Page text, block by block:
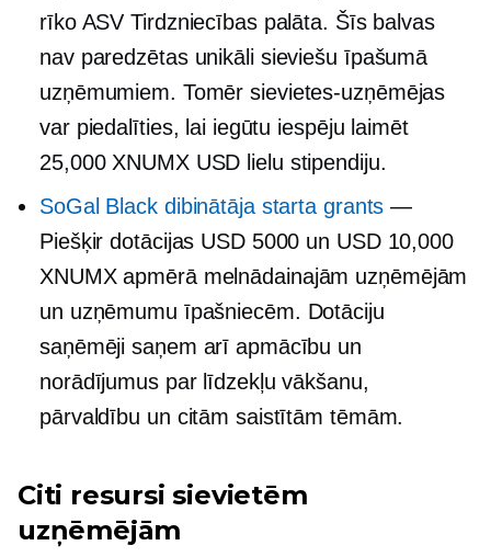
rīko ASV Tirdzniecības palāta. Šīs balvas
nav paredzētas unikāli sieviešu īpašumā
uzņēmumiem. Tomēr sievietes-uzņēmējas
var piedalīties, lai iegūtu iespēju laimēt
25,000 XNUMX USD lielu stipendiju.
SoGal Black dibinātāja starta grants —
Piešķir dotācijas USD 5000 un USD 10,000
XNUMX apmērā melnādainajām uzņēmējām
un uzņēmumu īpašniecēm. Dotāciju
saņēmēji saņem arī apmācību un
norādījumus par līdzekļu vākšanu,
pārvaldību un citām saistītām tēmām.
Citi resursi sievietēm
uzņēmējām